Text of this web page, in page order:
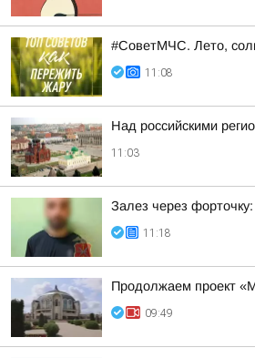
#СоветМЧС. Лето,
11:08
Над российскими
11:03
Залез через
11:18
Продолжаем проект
09:49